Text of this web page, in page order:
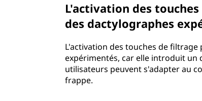
L'activation des
des dactylographes
L'activation des touches de
expérimentés, car elle introduit un
utilisateurs peuvent s'adapter au
frappe.